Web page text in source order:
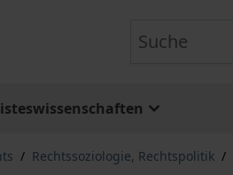
/ Rechtssoziologie, Rechtspolitik /